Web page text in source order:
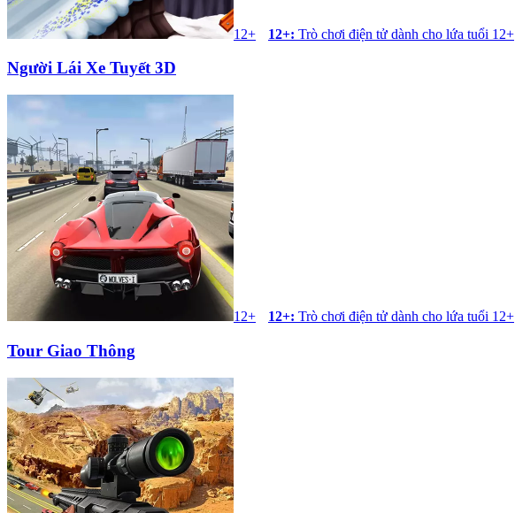
12+ 12+: Trò chơi điện tử dành cho lứa tuổi 12+
Người Lái Xe Tuyết 3D
12+ 12+: Trò chơi điện tử dành cho lứa tuổi 12+
Tour Giao Thông